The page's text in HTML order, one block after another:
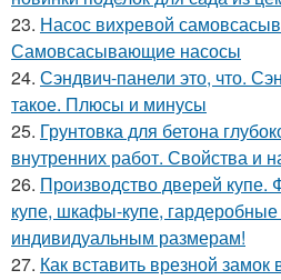
23. Насос вихревой
Самовсасывающие насосы
24. Сэндвич-панели это, что.
такое. Плюсы и минусы
25. Грунтовка для бетона
внутренних работ. Свойства и
26. Производство дверей купе.
купе, шкафы-купе, гардеробные
индивидуальным размерам!
27. Как вставить врезной